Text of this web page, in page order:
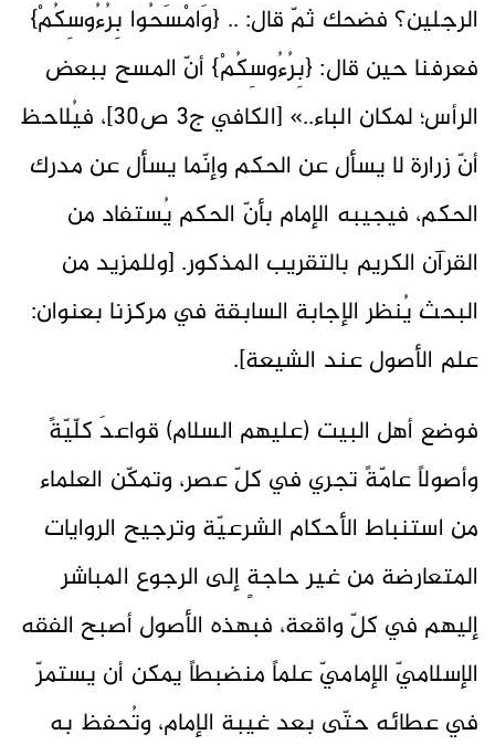
الرجلين؟ فضحك ثمّ قال: .. {وَامْسَحُوا بِرُءُوسِكُمْ}
فعرفنا حين قال: {بِرُءُوسِكُمْ} أنّ المسح ببعض
الرأس؛ لمكان الباء..» [الكافي ج3 ص30]، فيُلاحظ
أنّ زرارة لا يسأل عن الحكم وإنّما يسأل عن مدرك
الحكم، فيجيبه الإمام بأنّ الحكم يُستفاد من
القرآن الكريم بالتقريب المذكور. [وللمزيد من
البحث يُنظر الإجابة السابقة في مركزنا بعنوان:
علم الأصول عند الشيعة].
فوضع أهل البيت (عليهم السلام) قواعدَ كلّيّةً
وأصولاً عامّةً تجري في كلّ عصر، وتمكّن العلماء
من استنباط الأحكام الشرعيّة وترجيح الروايات
المتعارضة من غير حاجةٍ إلى الرجوع المباشر
إليهم في كلّ واقعة، فبهذه الأصول أصبح الفقه
الإسلاميّ الإماميّ علماً منضبطاً يمكن أن يستمرّ
في عطائه حتّى بعد غيبة الإمام، وتُحفظ به